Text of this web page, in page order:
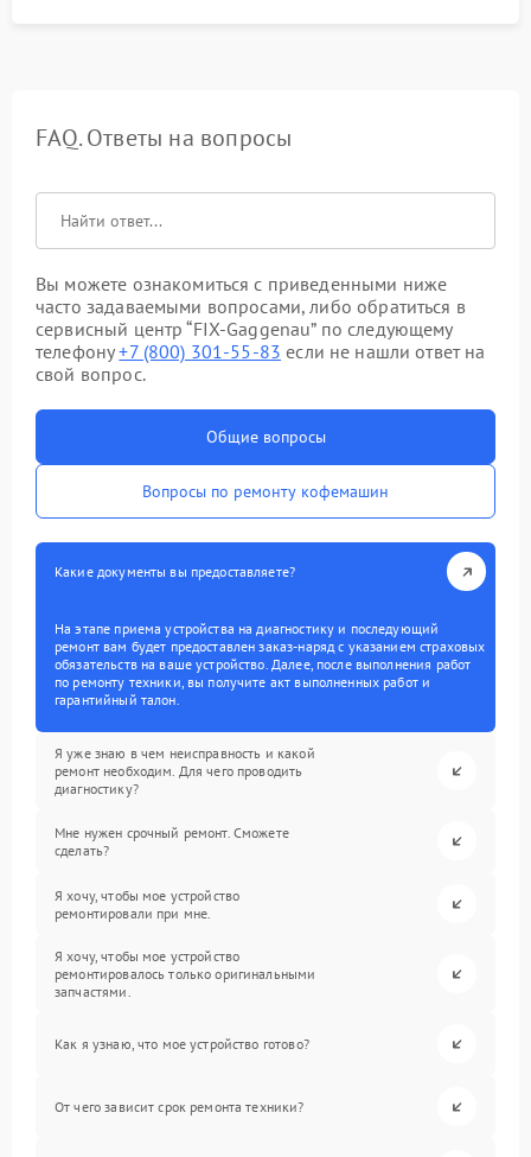
FAQ. Ответы на вопросы
Вы можете ознакомиться с приведенными ниже
часто задаваемыми вопросами, либо обратиться в
сервисный центр “FIX-Gaggenau” по следующему
телефону+7 (800) 301-55-83 если не нашли ответ на
свой вопрос.
Общие вопросы
Вопросы по ремонту кофемашин
Какие документы вы предоставляете?
На этапе приема устройства на диагностику и последующий
ремонт вам будет предоставлен заказ-наряд с указанием страховых
обязательств на ваше устройство. Далее, после выполнения работ
по ремонту техники, вы получите акт выполненных работ и
гарантийный талон.
Я уже знаю в чем неисправность и какой
ремонт необходим. Для чего проводить
диагностику?
Мне нужен срочный ремонт. Сможете
сделать?
Я хочу, чтобы мое устройство
ремонтировали при мне.
Я хочу, чтобы мое устройство
ремонтировалось только оригинальными
запчастями.
Как я узнаю, что мое устройство готово?
От чего зависит срок ремонта техники?